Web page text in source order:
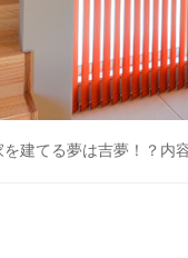
を建てる夢は吉夢！？内